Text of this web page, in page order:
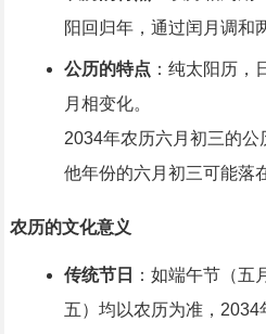
阳回归年，通过闰月调和
公历的特点 ：纯太阳历，
月相变化。
2034年农历六月初三的
他年份的六月初三可能落
农历的文化意义
传统节日
：如端午节（五
五）均以农历为准，2034